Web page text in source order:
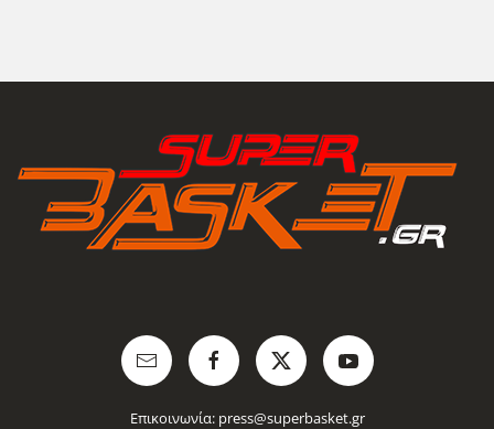
Επικοινωνία: press@superbasket.gr